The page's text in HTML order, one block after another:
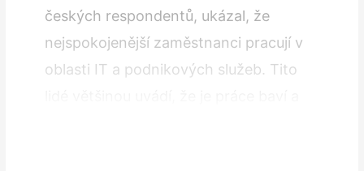
českých respondentů, ukázal, že
nejspokojenější zaměstnanci pracují v
oblasti IT a podnikových služeb. Tito